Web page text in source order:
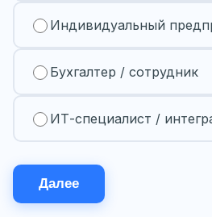
Индивидуальный
Бухгалтер / сотрудник
ИТ-специалист /
Далее